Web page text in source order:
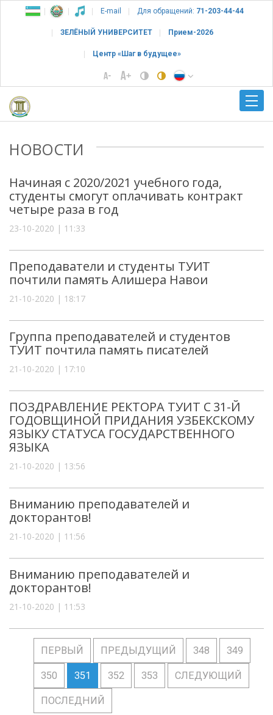
E-mail Для обращений: 71-203-44-44
ЗЕЛЁНЫЙ УНИВЕРСИТЕТ Прием-2026
Центр «Шаг в будущее»
НОВОСТИ
Начиная с 2020/2021 учебного года,
студенты смогут оплачивать контракт
четыре раза в год
23-10-2020 | 11:33
Преподаватели и студенты ТУИТ
почтили память Алишера Навои
21-10-2020 | 18:17
Группа преподавателей и студентов
ТУИТ почтила память писателей
21-10-2020 | 17:10
ПОЗДРАВЛЕНИЕ РЕКТОРА ТУИТ С 31-Й
ГОДОВЩИНОЙ ПРИДАНИЯ УЗБЕКСКОМУ
ЯЗЫКУ СТАТУСА ГОСУДАРСТВЕННОГО
ЯЗЫКА
21-10-2020 | 13:56
Вниманию преподавателей и
докторантов!
21-10-2020 | 11:56
Вниманию преподавателей и
докторантов!
21-10-2020 | 11:53
ПЕРВЫЙ ПРЕДЫДУЩИЙ 348 349
350 351 352 353 СЛЕДУЮЩИЙ
ПОСЛЕДНИЙ